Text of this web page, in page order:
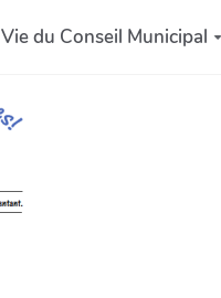
Vie du Conseil Municipal